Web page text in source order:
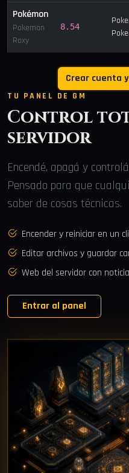
Pokémon
Pokemon
Roxy
8.54
Crear cuenta
TU PANEL DE GM
Control
servidor
Encendé, apagá y
Pensado para que
saber de cosas técnicas.
Encender y reiniciar en un
Editar archivos y guardar
Web del servidor con
Entrar al panel